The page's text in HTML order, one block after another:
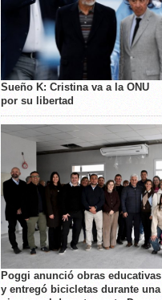
Sueño K: Cristina va a la ONU
por su libertad
Poggi anunció obras educativas
y entregó bicicletas durante una